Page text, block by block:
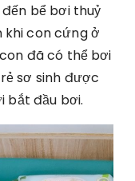
bể bơi thuỷ
khi con cứng ở
đã có thể bơi
sơ sinh được
bắt đầu bơi.